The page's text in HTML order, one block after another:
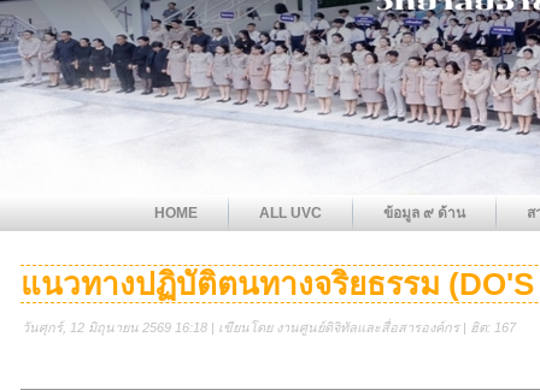
HOME ALL UVC ข้อมูล ๙ ด้าน ส
แนวทางปฏิบัติตนทางจริยธรรม (DO'S
วันศุกร์, 12 มิถุนายน 2569 16:18 | เขียนโดย งานศูนย์ดิจิทัลและสื่อสารองค์กร | ฮิต: 167